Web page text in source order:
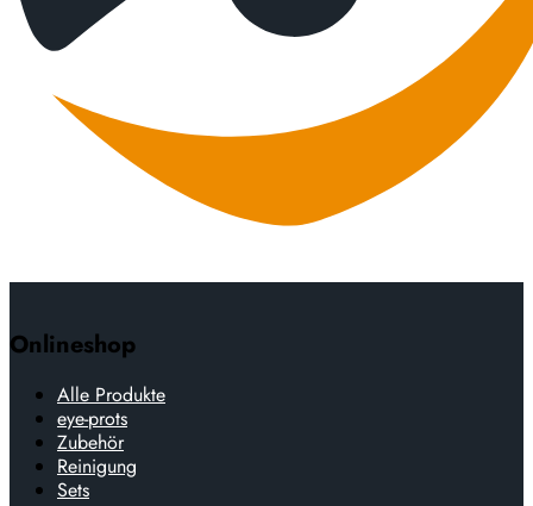
Onlineshop
Alle Produkte
eye-prots
Zubehör
Reinigung
Sets